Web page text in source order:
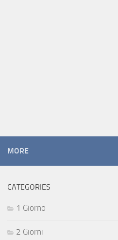
MORE
CATEGORIES
1 Giorno
2 Giorni